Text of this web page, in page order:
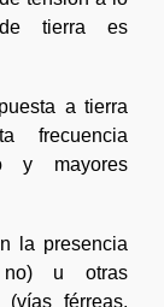
tierra es
a tierra
frecuencia
y mayores
la presencia
no) u otras
(vías férreas,